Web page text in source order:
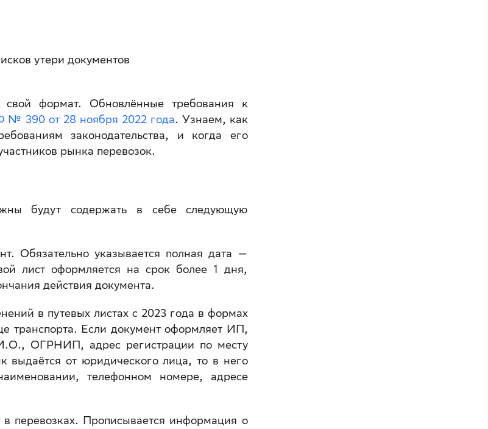
утери документов
формат. Обновлённые требования к
№ 390 от 28 ноября 2022 года. Узнаем, как
законодательства, и когда его
рынка перевозок.
будут содержать в себе следующую
Обязательно указывается полная дата —
лист оформляется на срок более 1 дня,
действия документа.
в путевых листах с 2023 года в формах
транспорта. Если документ оформляет ИП,
ОГРНИП, адрес регистрации по месту
выдаётся от юридического лица, то в него
телефонном номере, адресе
в перевозках. Прописывается информация о